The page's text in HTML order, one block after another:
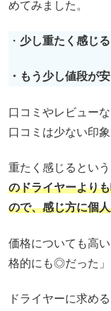
めてみました。
・ 少し重たく感じる
・もう少し値段が
口コミやレビュー
口コミは少ない印象
重たく感じるとい
のドライヤーより
ので、感じ方に個
価格についても高
格的にも◎だった」
ドライヤーに求め